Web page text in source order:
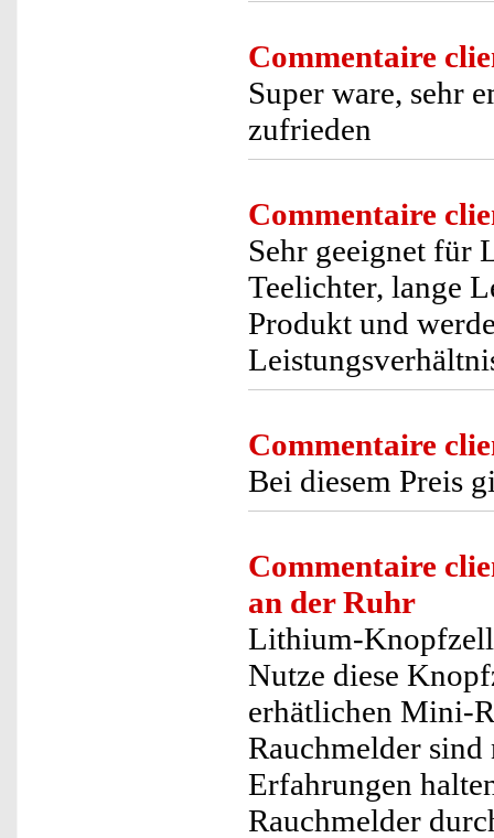
Commentaire
Super ware, sehr
zufrieden
Commentaire
Sehr geeignet für
Teelichter, lange
Produkt und
Commentaire
Bei diesem Preis
Commentaire
an der Ruhr
Lithium-
Nutze diese
erhätlichen Mini-
Rauchmelder
Erfahrungen
Rauchmelder